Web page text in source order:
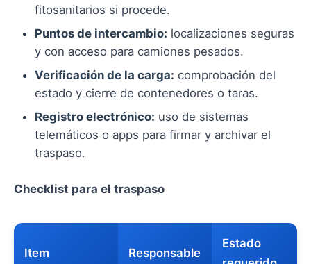
fitosanitarios si procede.
Puntos de intercambio: localizaciones seguras
y con acceso para camiones pesados.
Verificación de la carga: comprobación del
estado y cierre de contenedores o taras.
Registro electrónico: uso de sistemas
telemáticos o apps para firmar y archivar el
traspaso.
Checklist para el traspaso
Item Responsable
Estado